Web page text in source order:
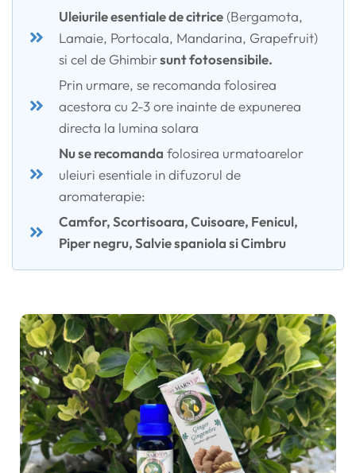
Uleiurile esentiale de citrice (Bergamota,
Lamaie, Portocala, Mandarina, Grapefruit)
si cel de Ghimbirsunt fotosensibile.
Prin urmare, se recomanda folosirea
acestora cu 2-3 ore inainte de expunerea
directa la lumina solara
Nu se recomanda folosirea urmatoarelor
uleiuri esentiale in difuzorul de
aromaterapie:
Camfor, Scortisoara, Cuisoare, Fenicul,
Piper negru, Salvie spaniola si Cimbru